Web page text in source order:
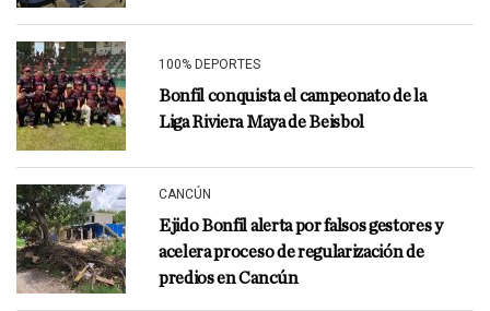
100% DEPORTES
Bonfil conquista el campeonato de la
Liga Riviera Maya de Beisbol
CANCÚN
Ejido Bonfil alerta por falsos gestores y
acelera proceso de regularización de
predios en Cancún